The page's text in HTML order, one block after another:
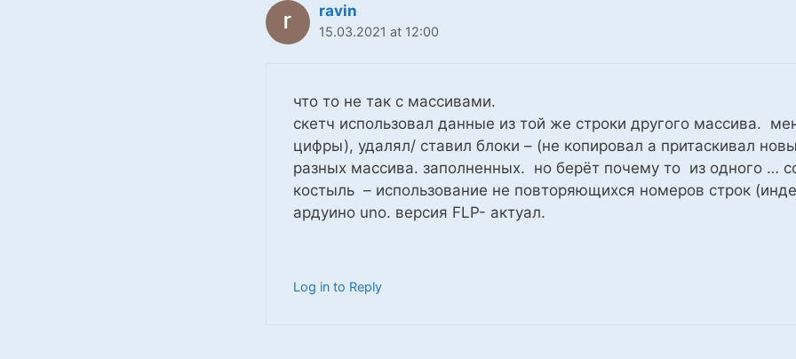
ravin
15.03.2021 at 12:00
что то не так с массивами.
скетч использовал данные из той же строки другого массива.
цифры), удалял/ ставил блоки – (не копировал а притаскивал
разных массива. заполненных. но берёт почему то из одного …
костыль – использование не повторяющихся номеров строк
ардуино uno. версия FLP- актуал.
Log in to Reply